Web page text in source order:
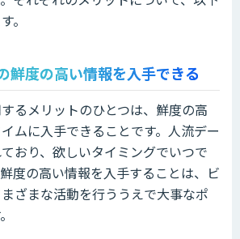
。
鮮度の高い情報を入手できる
るメリットのひとつは、鮮度の高
ムに入手できることです。人流デー
おり、欲しいタイミングでいつで
度の高い情報を入手することは、ビ
ざまな活動を行ううえで大事なポ